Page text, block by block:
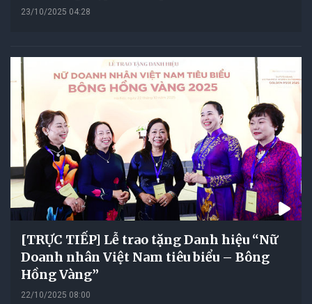
23/10/2025 04:28
[TRỰC TIẾP] Lễ trao tặng Danh hiệu “Nữ
Doanh nhân Việt Nam tiêu biểu – Bông
Hồng Vàng”
22/10/2025 08:00